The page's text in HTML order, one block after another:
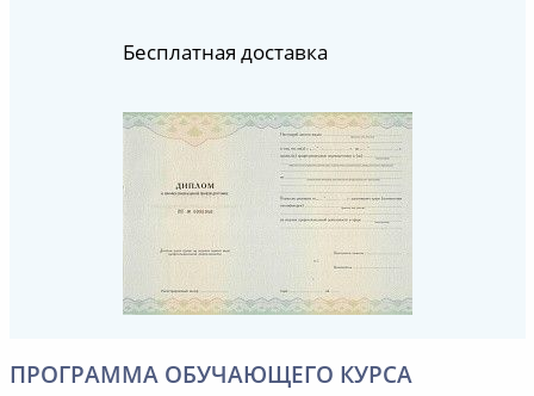
Бесплатная доставка
ПРОГРАММА ОБУЧАЮЩЕГО КУРСА